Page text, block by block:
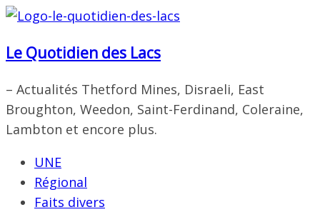
Passer
contenu
Le Quotidien des Lacs
– Actualités Thetford Mines, Disraeli, East
Broughton, Weedon, Saint-Ferdinand, Coleraine,
Lambton et encore plus.
UNE
Régional
Faits divers